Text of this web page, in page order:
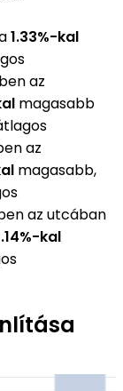
1.33%-kal
az
magasabb
az
magasabb,
az utcában
kal